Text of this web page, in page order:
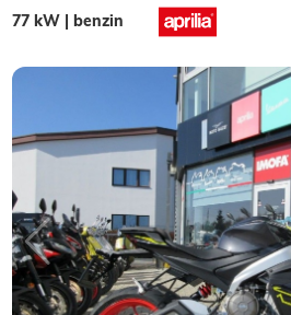
77 kW | benzin